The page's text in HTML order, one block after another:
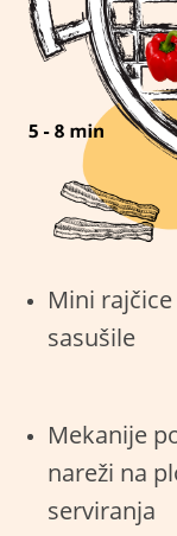
Mini
sasušile
Mekanije
nareži na
serviranja